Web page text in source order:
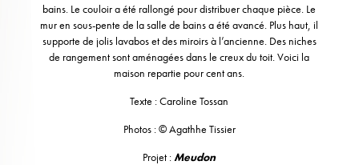
bains. Le couloir a été rallongé pour distribuer chaque pièce. Le
mur en sous-pente de la salle de bains a été avancé. Plus haut, il
supporte de jolis lavabos et des miroirs à l’ancienne. Des niches
de rangement sont aménagées dans le creux du toit. Voici la
maison repartie pour cent ans.
Texte : Caroline Tossan
Photos : © Agathhe Tissier
Projet :Meudon